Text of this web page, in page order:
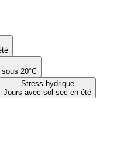
20°C
Stress hydrique
Jours avec sol sec en été